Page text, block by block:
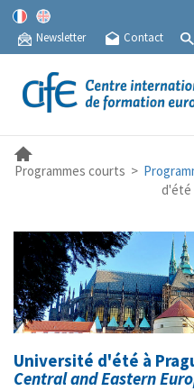
Newsletter Contact
Programmes courts >
d'été
Université d'été à
Central and Eastern